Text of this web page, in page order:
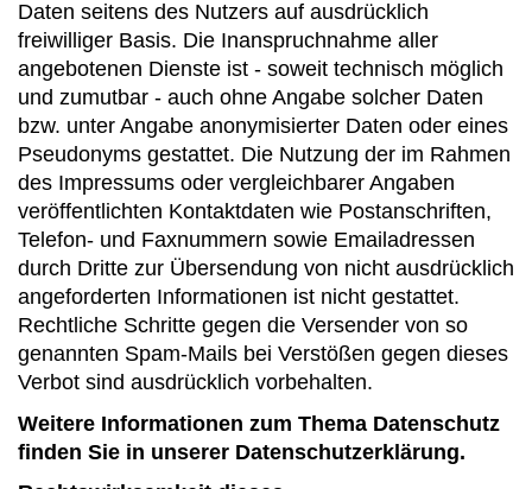
Daten seitens des Nutzers auf ausdrücklich
freiwilliger Basis. Die Inanspruchnahme aller
angebotenen Dienste ist - soweit technisch möglich
und zumutbar - auch ohne Angabe solcher Daten
bzw. unter Angabe anonymisierter Daten oder eines
Pseudonyms gestattet. Die Nutzung der im Rahmen
des Impressums oder vergleichbarer Angaben
veröffentlichten Kontaktdaten wie Postanschriften,
Telefon- und Faxnummern sowie Emailadressen
durch Dritte zur Übersendung von nicht ausdrücklich
angeforderten Informationen ist nicht gestattet.
Rechtliche Schritte gegen die Versender von so
genannten Spam-Mails bei Verstößen gegen dieses
Verbot sind ausdrücklich vorbehalten.
Weitere Informationen zum Thema Datenschutz
finden Sie in unserer Datenschutzerklärung.